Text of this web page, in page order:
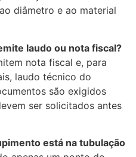
diâmetro e ao material
laudo ou nota fiscal?
nota fiscal e, para
laudo técnico do
são exigidos
ser solicitados antes
está na tubulação